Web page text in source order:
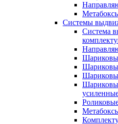
Системы
Система